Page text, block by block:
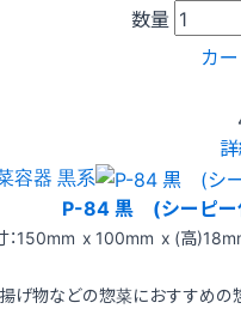
数量
カ
容器 黒系
P-84 黒 (シーピー
：150mm x 100mm x (高
揚げ物などの惣菜におすすめの